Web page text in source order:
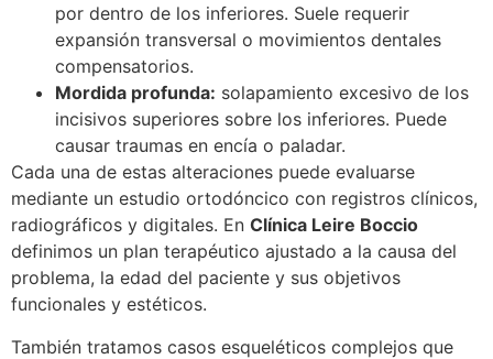
por dentro de los inferiores. Suele requerir
expansión transversal o movimientos dentales
compensatorios.
Mordida profunda: solapamiento excesivo de los
incisivos superiores sobre los inferiores. Puede
causar traumas en encía o paladar.
Cada una de estas alteraciones puede evaluarse
mediante un estudio ortodóncico con registros clínicos,
radiográficos y digitales. En Clínica Leire Boccio
definimos un plan terapéutico ajustado a la causa del
problema, la edad del paciente y sus objetivos
funcionales y estéticos.
También tratamos casos esqueléticos complejos que